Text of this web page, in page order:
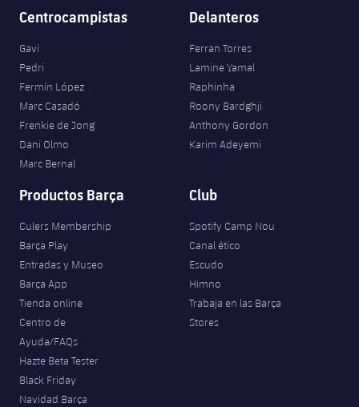
Centrocampistas
Gavi
Pedri
Fermín López
Marc Casadó
Frenkie de Jong
Dani Olmo
Marc Bernal
Delanteros
Ferran Torres
Lamine Yamal
Raphinha
Roony Bardghji
Anthony Gordon
Karim Adeyemi
Productos Barça
Culers Membership
Barça Play
Entradas y Museo
Barça App
Tienda online
Centro de
Ayuda/FAQs
Hazte Beta Tester
Black Friday
Navidad Barça
Club
Spotify Camp Nou
Canal ético
Escudo
Himno
Trabaja en las Barça
Stores